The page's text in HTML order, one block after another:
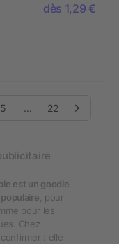
poignée -
dès 1,29 €
5 ... 22
est un goodie
, pour
pour les
Chez
: elle